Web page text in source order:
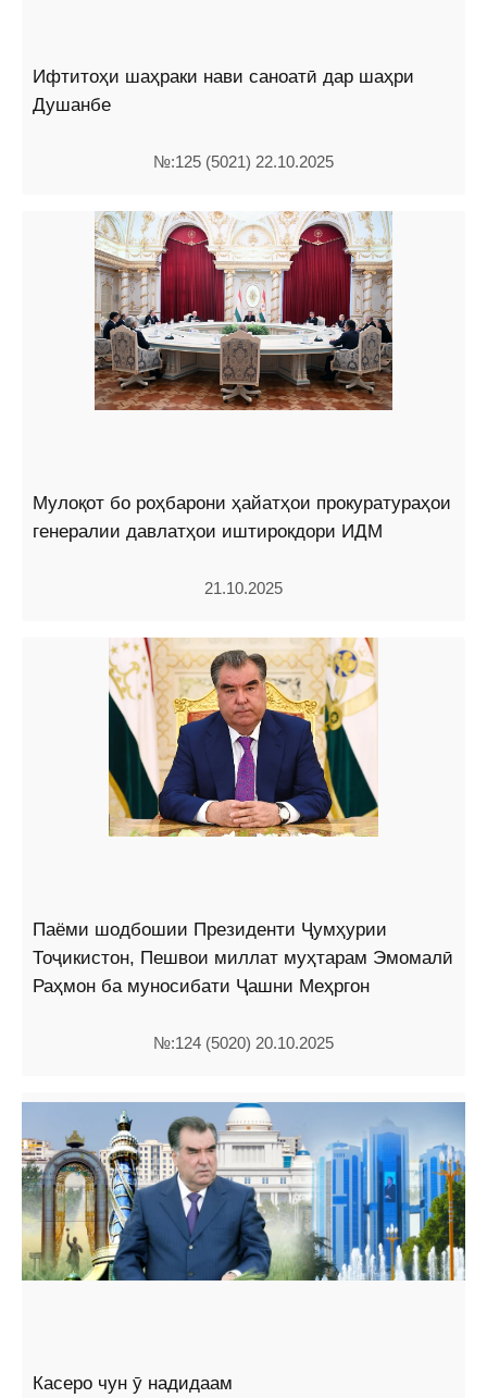
Ифтитоҳи шаҳраки нави саноатӣ дар шаҳри
Душанбе
№:125 (5021) 22.10.2025
Мулоқот бо роҳбарони ҳайатҳои прокуратураҳои
генералии давлатҳои иштирокдори ИДМ
21.10.2025
Паёми шодбошии Президенти Ҷумҳурии
Тоҷикистон, Пешвои миллат муҳтарам Эмомалӣ
Раҳмон ба муносибати Ҷашни Меҳргон
№:124 (5020) 20.10.2025
Касеро чун ӯ надидаам